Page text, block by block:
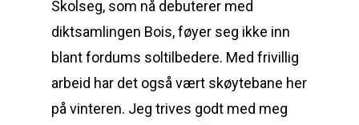
Skolseg, som nå debuterer med
diktsamlingen Bois, føyer seg ikke inn
blant fordums soltilbedere. Med frivillig
arbeid har det også vært skøytebane her
på vinteren. Jeg trives godt med meg